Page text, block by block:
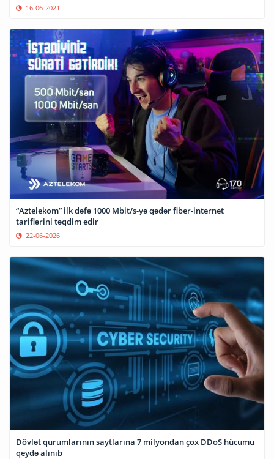
16-06-2021
“Aztelekom” ilk dəfə 1000 Mbit/s-yə qədər fiber-internet
tariflərini təqdim edir
22-06-2026
Dövlət qurumlarının saytlarına 7 milyondan çox DDoS hücumu
qeydə alınıb